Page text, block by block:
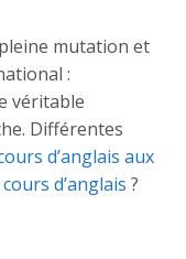
mutation et
:
véritable
Différentes
d’anglais aux
d’anglais ?